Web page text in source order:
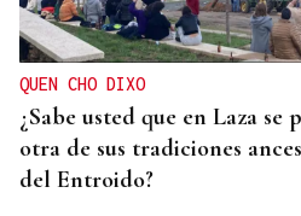
QUEN CHO DIXO
¿Sabe usted que en Laza
otra de sus tradiciones
del Entroido?